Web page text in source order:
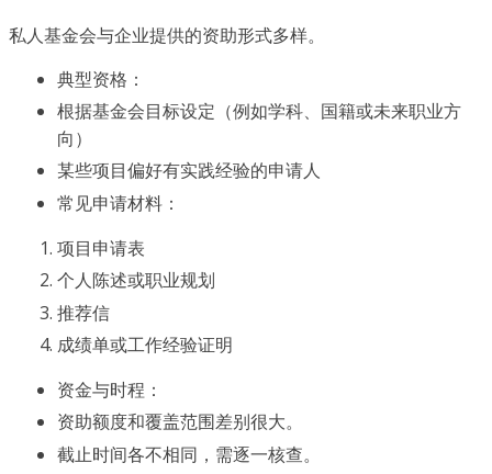
私人基金会与企业提供的资助形式多样。
典型资格：
根据基金会目标设定（例如学科、国籍或未来职业方
向）
某些项目偏好有实践经验的申请人
常见申请材料：
项目申请表
个人陈述或职业规划
推荐信
成绩单或工作经验证明
资金与时程：
资助额度和覆盖范围差别很大。
截止时间各不相同，需逐一核查。